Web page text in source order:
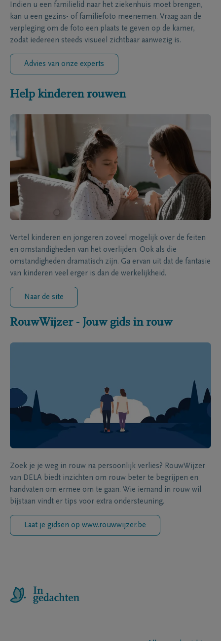
Indien u een familielid naar het ziekenhuis moet brengen,
kan u een gezins- of familiefoto meenemen. Vraag aan de
verpleging om de foto een plaats te geven op de kamer,
zodat iedereen steeds visueel zichtbaar aanwezig is.
Advies van onze experts
Help kinderen rouwen
Vertel kinderen en jongeren zoveel mogelijk over de feiten
en omstandigheden van het overlijden. Ook als die
omstandigheden dramatisch zijn. Ga ervan uit dat de fantasie
van kinderen veel erger is dan de werkelijkheid.
Naar de site
RouwWijzer - Jouw gids in rouw
Zoek je je weg in rouw na persoonlijk verlies? RouwWijzer
van DELA biedt inzichten om rouw beter te begrijpen en
handvaten om ermee om te gaan. Wie iemand in rouw wil
bijstaan vindt er tips voor extra ondersteuning.
Laat je gidsen op www.rouwwijzer.be